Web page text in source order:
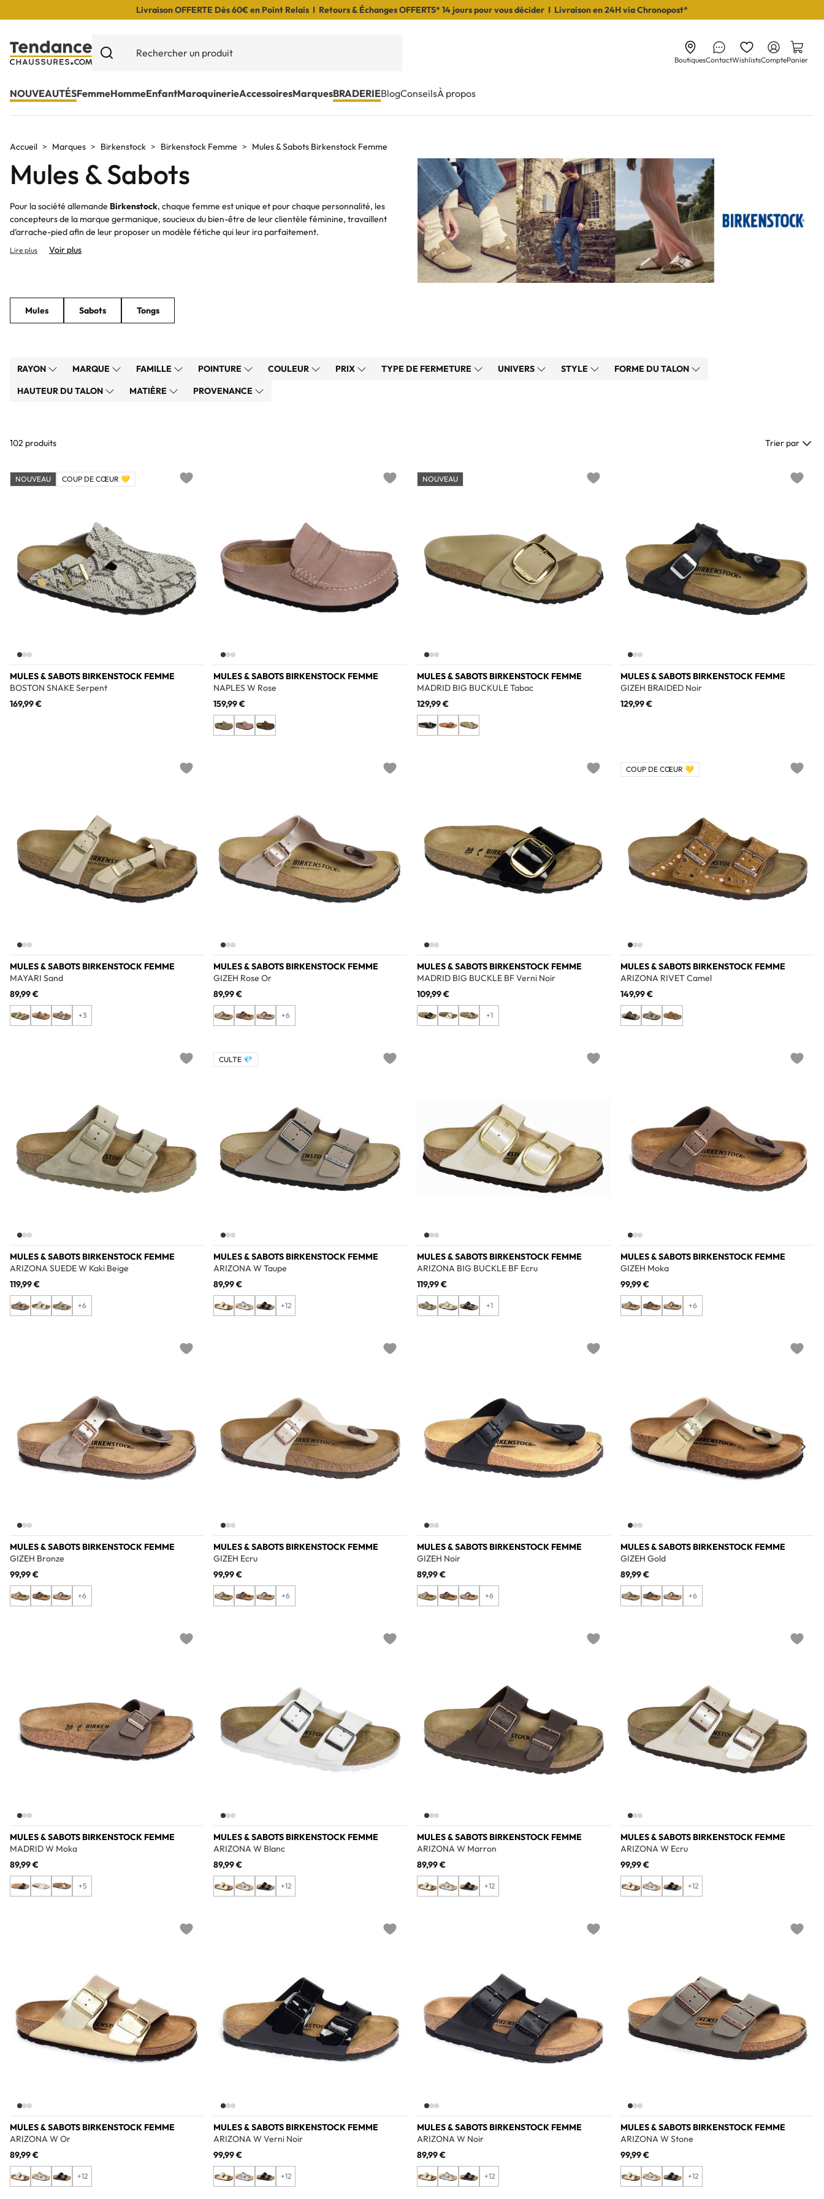
Livraison OFFERTE Dès 60€ en Point Relais I Retours & Échanges OFFERTS* 14 jours pour vous décider I Livraison en 24H via Chronopost*
BoutiquesContactWishlistsComptePanier
NOUVEAUTÉSFemmeHommeEnfantMaroquinerieAccessoiresMarquesBRADERIEBlogConseilsÀ propos
Accueil Marques Birkenstock Birkenstock Femme Mules & Sabots Birkenstock Femme
Mules & Sabots
Pour la société allemande Birkenstock, chaque femme est unique et pour chaque personnalité, les
concepteurs de la marque germanique, soucieux du bien-être de leur clientèle féminine, travaillent
d’arrache-pied afin de leur proposer un modèle fétiche qui leur ira parfaitement.
Découvrez les emblématiques mules et sabots de la marque allemande.
Lire plus Voir plus
Mules Sabots Tongs
RAYON MARQUE FAMILLE POINTURE COULEUR PRIX TYPE DE FERMETURE UNIVERS STYLE
FORME DU TALON
HAUTEUR DU TALON
MATIÈRE PROVENANCE
102 produits Trier par
MULES & SABOTS BIRKENSTOCK FEMME
BOSTON SNAKE Serpent
169,99 €
NOUVEAU COUP DE CŒUR 💛
MULES & SABOTS BIRKENSTOCK FEMME
NAPLES W Rose
159,99 €
MULES & SABOTS BIRKENSTOCK FEMME
MADRID BIG BUCKULE Tabac
129,99 €
NOUVEAU
MULES & SABOTS BIRKENSTOCK FEMME
GIZEH BRAIDED Noir
129,99 €
MULES & SABOTS BIRKENSTOCK FEMME
MAYARI Sand
89,99 €
+3
MULES & SABOTS BIRKENSTOCK FEMME
GIZEH Rose Or
89,99 €
+6
MULES & SABOTS BIRKENSTOCK FEMME
MADRID BIG BUCKLE BF Verni Noir
109,99 €
+1
MULES & SABOTS BIRKENSTOCK FEMME
ARIZONA RIVET Camel
149,99 €
COUP DE CŒUR 💛
MULES & SABOTS BIRKENSTOCK FEMME
ARIZONA SUEDE W Kaki Beige
119,99 €
+6
MULES & SABOTS BIRKENSTOCK FEMME
ARIZONA W Taupe
89,99 €
+12
CULTE 💎
MULES & SABOTS BIRKENSTOCK FEMME
ARIZONA BIG BUCKLE BF Ecru
119,99 €
+1
MULES & SABOTS BIRKENSTOCK FEMME
GIZEH Moka
99,99 €
+6
MULES & SABOTS BIRKENSTOCK FEMME
GIZEH Bronze
99,99 €
+6
MULES & SABOTS BIRKENSTOCK FEMME
GIZEH Ecru
99,99 €
+6
MULES & SABOTS BIRKENSTOCK FEMME
GIZEH Noir
89,99 €
+6
MULES & SABOTS BIRKENSTOCK FEMME
GIZEH Gold
89,99 €
+6
MULES & SABOTS BIRKENSTOCK FEMME
MADRID W Moka
89,99 €
+5
MULES & SABOTS BIRKENSTOCK FEMME
ARIZONA W Blanc
89,99 €
+12
MULES & SABOTS BIRKENSTOCK FEMME
ARIZONA W Marron
89,99 €
+12
MULES & SABOTS BIRKENSTOCK FEMME
ARIZONA W Ecru
99,99 €
+12
MULES & SABOTS BIRKENSTOCK FEMME
ARIZONA W Or
89,99 €
+12
MULES & SABOTS BIRKENSTOCK FEMME
ARIZONA W Verni Noir
99,99 €
+12
MULES & SABOTS BIRKENSTOCK FEMME
ARIZONA W Noir
89,99 €
+12
MULES & SABOTS BIRKENSTOCK FEMME
ARIZONA W Stone
99,99 €
+12